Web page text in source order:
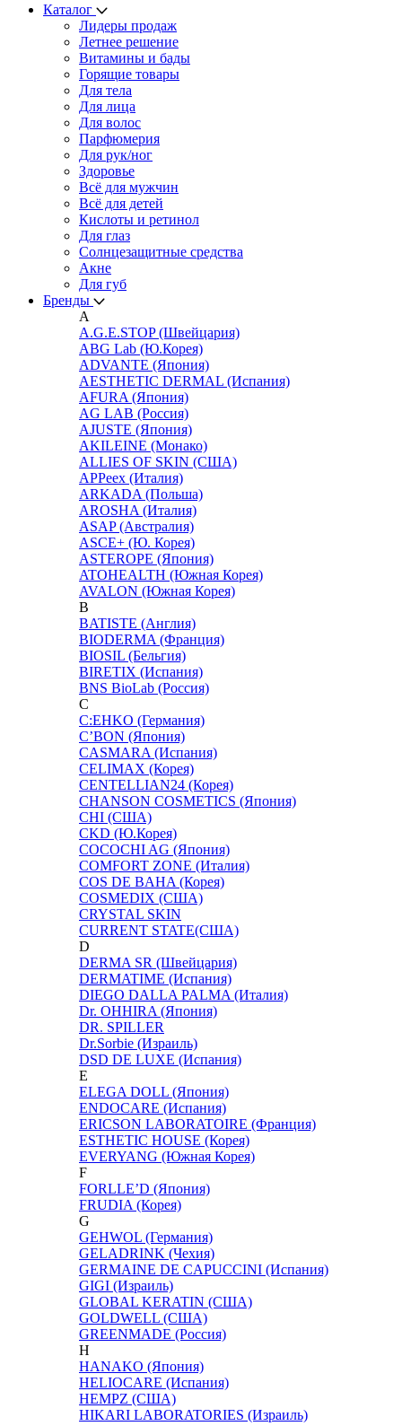
Каталог
Лидеры продаж
Летнее решение
Витамины и бады
Горящие товары
Для тела
Для лица
Для волос
Парфюмерия
Для рук/ног
Здоровье
Всё для мужчин
Всё для детей
Кислоты и ретинол
Для глаз
Cолнцезащитные средства
Акне
Для губ
Бренды
A
A.G.E.STOP (Швейцария)
ABG Lab (Ю.Корея)
ADVANTE (Япония)
AESTHETIC DERMAL (Испания)
AFURA (Япония)
AG LAB (Россия)
AJUSTE (Япония)
AKILEINE (Монако)
ALLIES OF SKIN (США)
APPeex (Италия)
ARKADA (Польша)
AROSHA (Италия)
ASAP (Австралия)
ASCE+ (Ю. Корея)
ASTEROPE (Япония)
ATOHEALTH (Южная Корея)
AVALON (Южная Корея)
B
BATISTE (Англия)
BIODERMA (Франция)
BIOSIL (Бельгия)
BIRETIX (Испания)
BNS BioLab (Россия)
C
C:EHKO (Германия)
C’BON (Япония)
CASMARA (Испания)
CELIMAX (Корея)
CENTELLIAN24 (Корея)
CHANSON COSMETICS (Япония)
CHI (США)
CKD (Ю.Корея)
COCOCHI AG (Япония)
COMFORT ZONE (Италия)
COS DE BAHA (Корея)
COSMEDIX (США)
CRYSTAL SKIN
CURRENT STATE(США)
D
DERMA SR (Швейцария)
DERMATIME (Испания)
DIEGO DALLA PALMA (Италия)
Dr. OHHIRA (Япония)
DR. SPILLER
Dr.Sorbie (Израиль)
DSD DE LUXE (Испания)
E
ELEGA DOLL (Япония)
ENDOCARE (Испания)
ERICSON LABORATOIRE (Франция)
ESTHETIC HOUSE (Корея)
EVERYANG (Южная Корея)
F
FORLLE’D (Япония)
FRUDIA (Корея)
G
GEHWOL (Германия)
GELADRINK (Чехия)
GERMAINE DE CAPUCCINI (Испания)
GIGI (Израиль)
GLOBAL KERATIN (США)
GOLDWELL (США)
GREENMADE (Россия)
H
HANAKO (Япония)
HELIOCARE (Испания)
HEMPZ (США)
HIKARI LABORATORIES (Израиль)